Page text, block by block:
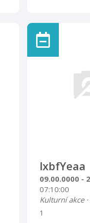
lxbfYeaa
09.00.0000 -
07:10:00
Kulturní akce
1